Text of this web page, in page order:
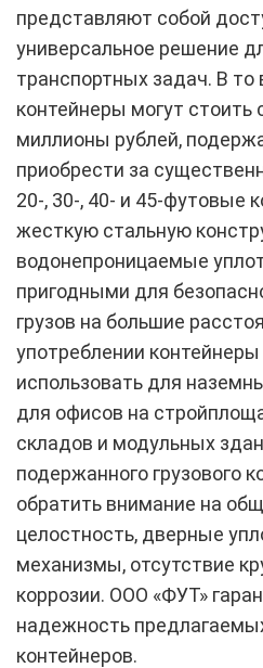
представляют собой
универсальное решение
транспортных задач. В то
контейнеры могут стоить
миллионы рублей,
приобрести за
20-, 30-, 40- и 45-футовые
жесткую стальную
водонепроницаемые
пригодными для
грузов на большие
употреблении
использовать для
для офисов на
складов и модульных
подержанного грузового
обратить внимание на
целостность, дверные
механизмы, отсутствие
коррозии. ООО «ФУТ»
надежность
контейнеров.